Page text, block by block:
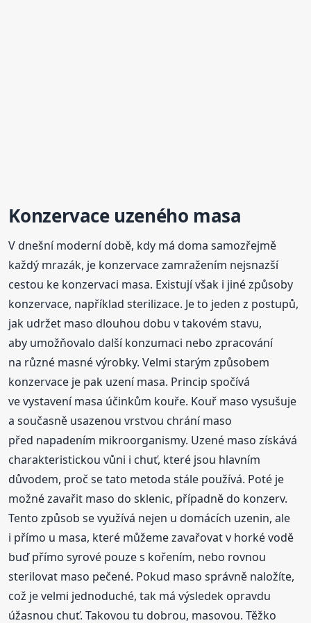
Konzervace uzeného masa
V dnešní moderní době, kdy má doma samozřejmě
každý mrazák, je konzervace zamražením nejsnazší
cestou ke konzervaci masa. Existují však i jiné způsoby
konzervace, například sterilizace. Je to jeden z postupů,
jak udržet maso dlouhou dobu v takovém stavu,
aby umožňovalo další konzumaci nebo zpracování
na různé masné výrobky. Velmi starým způsobem
konzervace je pak uzení masa. Princip spočívá
ve vystavení masa účinkům kouře. Kouř maso vysušuje
a současně usazenou vrstvou chrání maso
před napadením mikroorganismy. Uzené maso získává
charakteristickou vůni i chuť, které jsou hlavním
důvodem, proč se tato metoda stále používá. Poté je
možné zavařit maso do sklenic, případně do konzerv.
Tento způsob se využívá nejen u domácích uzenin, ale
i přímo u masa, které můžeme zavařovat v horké vodě
buď přímo syrové pouze s kořením, nebo rovnou
sterilovat maso pečené. Pokud maso správně naložíte,
což je velmi jednoduché, tak má výsledek opravdu
úžasnou chuť. Takovou tu dobrou, masovou. Těžko